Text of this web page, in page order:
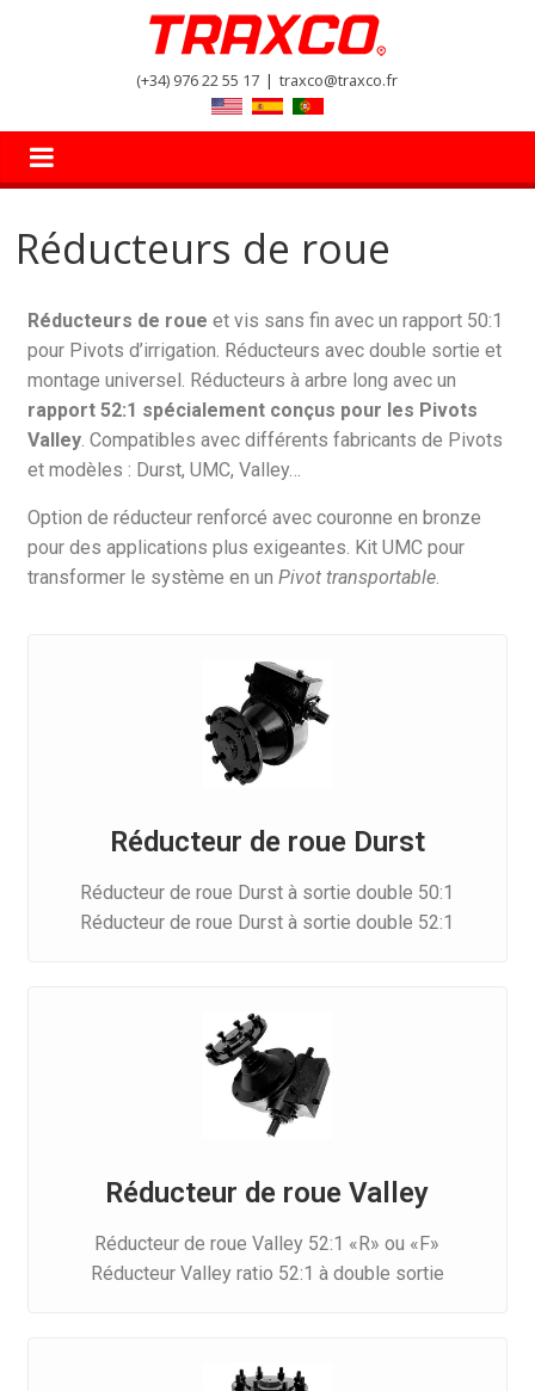
(+34) 976 22 55 17 | traxco@traxco.fr
Réducteurs de roue
Réducteurs de roue et vis sans fin avec un rapport 50:1
pour Pivots d’irrigation. Réducteurs avec double sortie et
montage universel. Réducteurs à arbre long avec un
rapport 52:1 spécialement conçus pour les Pivots
Valley. Compatibles avec différents fabricants de Pivots
et modèles : Durst, UMC, Valley…
Option de réducteur renforcé avec couronne en bronze
pour des applications plus exigeantes. Kit UMC pour
transformer le système en unPivot transportable.
Réducteur de roue Durst
Réducteur de roue Durst à sortie double 50:1
Réducteur de roue Durst à sortie double 52:1
Réducteur de roue Valley
Réducteur de roue Valley 52:1 «R» ou «F»
Réducteur Valley ratio 52:1 à double sortie